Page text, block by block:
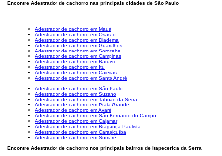
Encontre Adestrador de cachorro nas principais cidades de São Paulo
Adestrador de cachorro em Mauá
Adestrador de cachorro em Osasco
Adestrador de cachorro em Diadema
Adestrador de cachorro em Guarulhos
Adestrador de cachorro em Sorocaba
Adestrador de cachorro em Campinas
Adestrador de cachorro em Barueri
Adestrador de cachorro em Itu
Adestrador de cachorro em Caieiras
Adestrador de cachorro em Santo André
Adestrador de cachorro em São Paulo
Adestrador de cachorro em Suzano
Adestrador de cachorro em Taboão da Serra
Adestrador de cachorro em Praia Grande
Adestrador de cachorro em Avaré
Adestrador de cachorro em São Bernardo do Campo
Adestrador de cachorro em Cajamar
Adestrador de cachorro em Bragança Paulista
Adestrador de cachorro em Carapicuíba
Adestrador de cachorro em Sumaré
Encontre Adestrador de cachorro nos principais bairros de Itapecerica da Serra